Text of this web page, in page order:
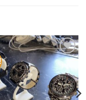
Add to
wishlist